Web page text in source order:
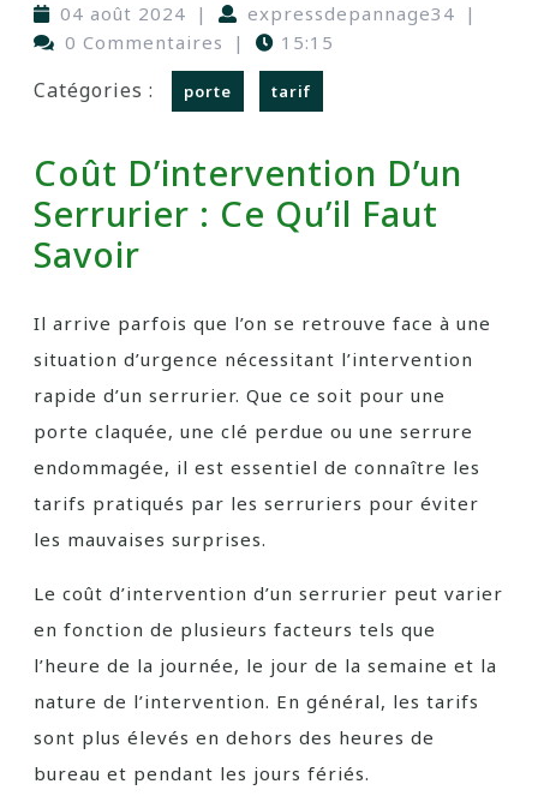
04 août 2024 | expressdepannage34 |
0 Commentaires
| 15:15
Catégories : porte tarif
Coût D’intervention D’un
Serrurier : Ce Qu’il Faut
Savoir
Il arrive parfois que l’on se retrouve face à une
situation d’urgence nécessitant l’intervention
rapide d’un serrurier. Que ce soit pour une
porte claquée, une clé perdue ou une serrure
endommagée, il est essentiel de connaître les
tarifs pratiqués par les serruriers pour éviter
les mauvaises surprises.
Le coût d’intervention d’un serrurier peut varier
en fonction de plusieurs facteurs tels que
l’heure de la journée, le jour de la semaine et la
nature de l’intervention. En général, les tarifs
sont plus élevés en dehors des heures de
bureau et pendant les jours fériés.